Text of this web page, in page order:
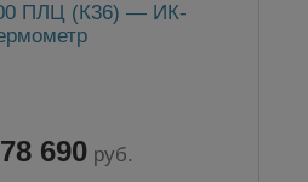
ПЛЦ (К36) — ИК-
78 690 руб.